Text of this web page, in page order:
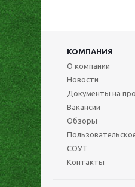
КОМПАНИЯ
О компании
Новости
Документы на
Вакансии
Обзоры
СОУТ
Контакты